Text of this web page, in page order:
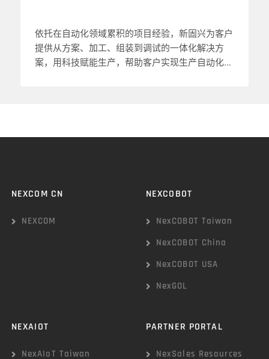
依托在自动化领域累积的项目经验，新固兴为客户
提供从方案、加工、组装到调试的一体化解决方
案，用科技赋能生产，帮助客户实现生产自动化、
NEXCOM CN
NEXCOM
NEXCOBOT
NexCOBOT Taiwan
NexCOBOT China
NexCOBOT USA
NexGOL
NEXAIOT
NexAIoT Taiwan
PARTNER PORTAL
NexSales Resources